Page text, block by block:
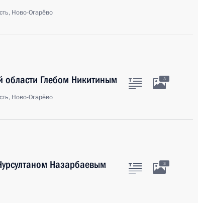
Ново-Огарёво
области Глебом Никитиным
Ново-Огарёво
3
Назарбаевым
3